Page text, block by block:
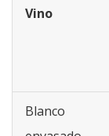
Vino
Blanco